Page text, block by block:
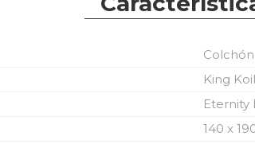
Colchón
King Koil
Eternity
140 x